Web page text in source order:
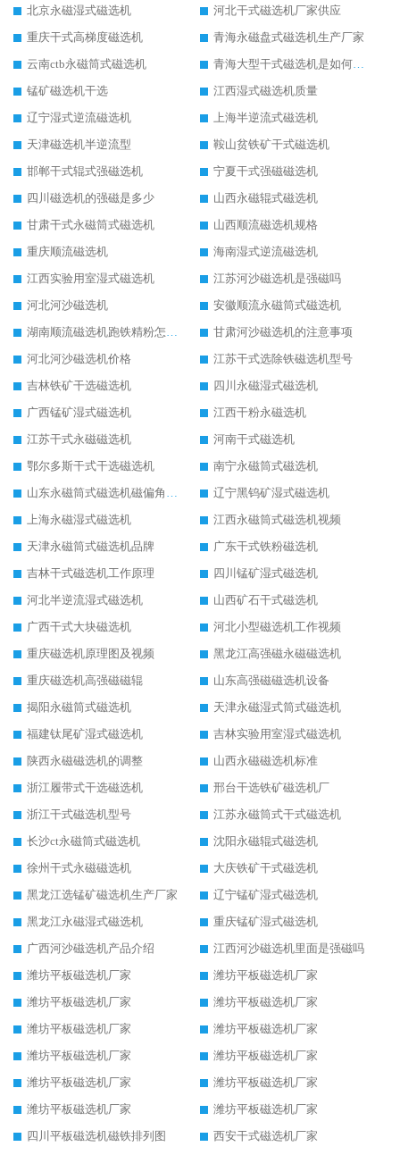
北京永磁湿式磁选机
河北干式磁选机厂家供应
重庆干式高梯度磁选机
青海永磁盘式磁选机生产厂家
云南ctb永磁筒式磁选机
青海大型干式磁选机是如何选矿的
锰矿磁选机干选
江西湿式磁选机质量
辽宁湿式逆流磁选机
上海半逆流式磁选机
天津磁选机半逆流型
鞍山贫铁矿干式磁选机
邯郸干式辊式强磁选机
宁夏干式强磁磁选机
四川磁选机的强磁是多少
山西永磁辊式磁选机
甘肃干式永磁筒式磁选机
山西顺流磁选机规格
重庆顺流磁选机
海南湿式逆流磁选机
江西实验用室湿式磁选机
江苏河沙磁选机是强磁吗
河北河沙磁选机
安徽顺流永磁筒式磁选机
湖南顺流磁选机跑铁精粉怎么处理
甘肃河沙磁选机的注意事项
河北河沙磁选机价格
江苏干式选除铁磁选机型号
吉林铁矿干选磁选机
四川永磁湿式磁选机
广西锰矿湿式磁选机
江西干粉永磁选机
江苏干式永磁磁选机
河南干式磁选机
鄂尔多斯干式干选磁选机
南宁永磁筒式磁选机
山东永磁筒式磁选机磁偏角怎么调整
辽宁黑钨矿湿式磁选机
上海永磁湿式磁选机
江西永磁筒式磁选机视频
天津永磁筒式磁选机品牌
广东干式铁粉磁选机
吉林干式磁选机工作原理
四川锰矿湿式磁选机
河北半逆流湿式磁选机
山西矿石干式磁选机
广西干式大块磁选机
河北小型磁选机工作视频
重庆磁选机原理图及视频
黑龙江高强磁永磁磁选机
重庆磁选机高强磁磁辊
山东高强磁磁选机设备
揭阳永磁筒式磁选机
天津永磁湿式筒式磁选机
福建钛尾矿湿式磁选机
吉林实验用室湿式磁选机
陕西永磁磁选机的调整
山西永磁磁选机标准
浙江履带式干选磁选机
邢台干选铁矿磁选机厂
浙江干式磁选机型号
江苏永磁筒式干式磁选机
长沙ct永磁筒式磁选机
沈阳永磁辊式磁选机
徐州干式永磁磁选机
大庆铁矿干式磁选机
黑龙江选锰矿磁选机生产厂家
辽宁锰矿湿式磁选机
黑龙江永磁湿式磁选机
重庆锰矿湿式磁选机
广西河沙磁选机产品介绍
江西河沙磁选机里面是强磁吗
潍坊平板磁选机厂家
潍坊平板磁选机厂家
潍坊平板磁选机厂家
潍坊平板磁选机厂家
潍坊平板磁选机厂家
潍坊平板磁选机厂家
潍坊平板磁选机厂家
潍坊平板磁选机厂家
潍坊平板磁选机厂家
潍坊平板磁选机厂家
潍坊平板磁选机厂家
潍坊平板磁选机厂家
四川平板磁选机磁铁排列图
西安干式磁选机厂家